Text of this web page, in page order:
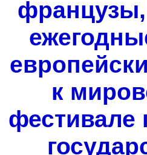
к
фестивале